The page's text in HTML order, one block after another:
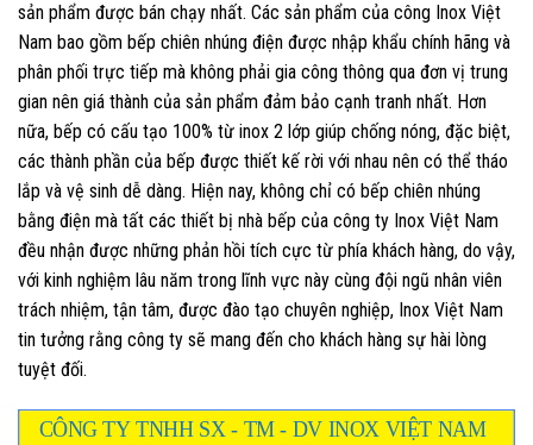
sản phẩm được bán chạy nhất. Các sản phẩm của công Inox Việt
Nam bao gồm bếp chiên nhúng điện được nhập khẩu chính hãng và
phân phối trực tiếp mà không phải gia công thông qua đơn vị trung
gian nên giá thành của sản phẩm đảm bảo cạnh tranh nhất. Hơn
nữa, bếp có cấu tạo 100% từ inox 2 lớp giúp chống nóng, đặc biệt,
các thành phần của bếp được thiết kế rời với nhau nên có thể tháo
lắp và vệ sinh dễ dàng. Hiện nay, không chỉ có bếp chiên nhúng
bằng điện mà tất các thiết bị nhà bếp của công ty Inox Việt Nam
đều nhận được những phản hồi tích cực từ phía khách hàng, do vậy,
với kinh nghiệm lâu năm trong lĩnh vực này cùng đội ngũ nhân viên
trách nhiệm, tận tâm, được đào tạo chuyên nghiệp, Inox Việt Nam
tin tưởng rằng công ty sẽ mang đến cho khách hàng sự hài lòng
tuyệt đối.